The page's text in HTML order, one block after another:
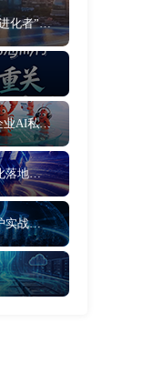
8月21日 进化 乘势而上——2026戴尔科技峰会暨“进化者”论坛
6月30日 企业级用虾:从养到用的必修课——联想企业AI私有化部署方案深度解读
6月26日 软硬协同 生态共生 ——解锁企业AI规模化落地新范式
6月24日 守护数据 韧性增长 ——中小企业数据保护实战研讨会